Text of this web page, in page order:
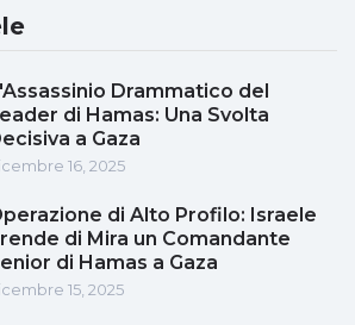
Drammatico del
di Hamas: Una Svolta
a Gaza
16, 2025
di Alto Profilo: Israele
di Mira un Comandante
di Hamas a Gaza
15, 2025